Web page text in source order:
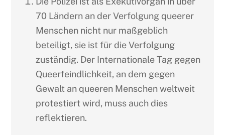
70 Ländern an der Verfolgung queerer
Menschen nicht nur maßgeblich
beteiligt, sie ist für die Verfolgung
zuständig. Der Internationale Tag gegen
Queerfeindlichkeit, an dem gegen
Gewalt an queeren Menschen weltweit
protestiert wird, muss auch dies
reflektieren.